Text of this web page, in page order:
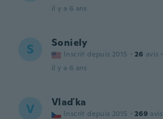
il y a 6 ans
S Soniely
Inscrit depuis 2015 · 26 avis ·
il y a 6 ans
V Vlaďka
Inscrit depuis 2015 · 269 avis